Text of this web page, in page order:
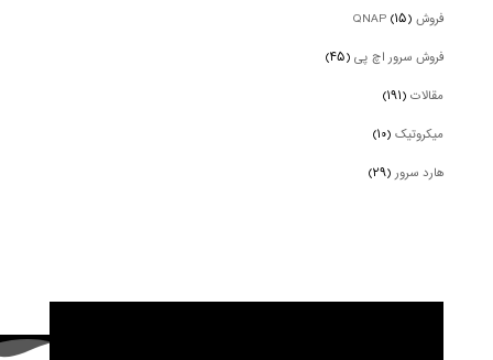
فروش QNAP (۱۵)
فروش سرور اچ پی(۴۵)
مقالات(۱۹۱)
میکروتیک(۱۰)
هارد سرور(۲۹)